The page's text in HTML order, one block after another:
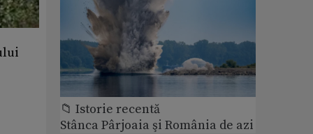
📁 Istorie recentă
Stânca Pârjoaia şi România de azi